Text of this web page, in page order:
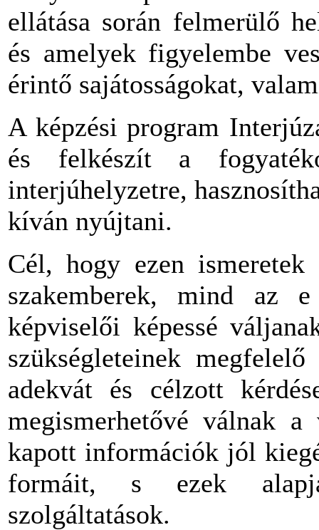
ellátása során felmerülő
és amelyek figyelembe
érintő sajátosságokat,
A képzési program
és felkészít a
interjúhelyzetre,
kíván nyújtani.
Cél, hogy ezen
szakemberek, mind az
képviselői képessé
szükségleteinek
adekvát és célzott
megismerhetővé válnak
kapott információk jól
formáit, s ezek
szolgáltatások.